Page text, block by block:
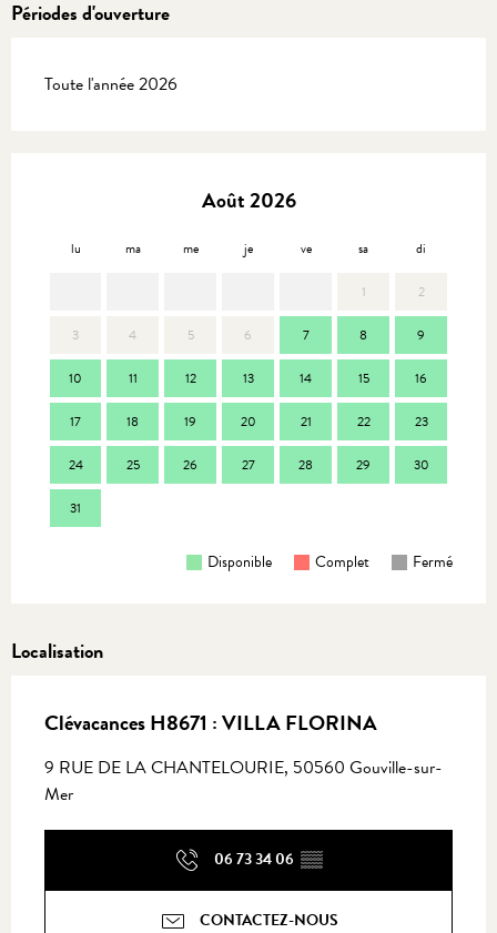
Périodes d'ouverture
Toute l'année 2026
Août 2026
lu ma me je ve sa di
1 2
3 4 5 6 7 8 9
10 11 12 13 14 15 16
17 18 19 20 21 22 23
24 25 26 27 28 29 30
31
Disponible Complet Fermé
Localisation
Clévacances H8671 : VILLA FLORINA
9 RUE DE LA CHANTELOURIE, 50560 Gouville-sur-
Mer
06 73 34 06 ▒▒
CONTACTEZ-NOUS